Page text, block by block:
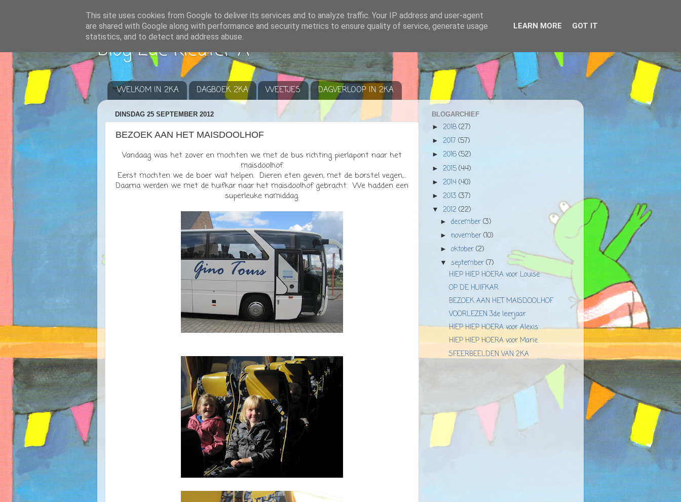
Blog 2de kleuter A
WELKOM IN 2KA DAGBOEK 2KA WEETJES DAGVERLOOP IN 2KA
DINSDAG 25 SEPTEMBER 2012
BEZOEK AAN HET MAISDOOLHOF
Vandaag was het zover en mochten we met de bus richting pierlapont naar het
maïsdoolhof.
Eerst mochten we de boer wat helpen. Dieren eten geven, met de borstel vegen,...
Daarna werden we met de huifkar naar het maïsdoolhof gebracht. We hadden een
superleuke namiddag.
BLOGARCHIEF
► 2018(27)
► 2017 (57)
► 2016(52)
► 2015(44)
► 2014(40)
► 2013 (37)
▼ 2012(22)
►december(3)
►november(10)
►oktober(2)
▼september(7)
HIEP HIEP HOERA voor Louise
OP DE HUIFKAR
BEZOEK AAN HET MAISDOOLHOF
VOORLEZEN 3de leerjaar
HIEP HIEP HOERA voor Alexis
HIEP HIEP HOERA voor Marie
SFEERBEELDEN VAN 2KA
This site uses cookies from Google to deliver its services and to analyze traffic. Your IP address and user-agent
are shared with Google along with performance and security metrics to ensure quality of service, generate usage
statistics, and to detect and address abuse.
LEARN MORE GOT IT